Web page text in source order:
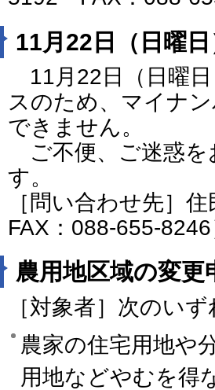
11月22日（日曜
11月22日（日曜
スのため、マイナ
できません。
ご不便、ご迷惑を
す。
［問い合わせ先］
FAX：088-655-8246
農用地区域の変
［対象者］次のい
農家の住宅用地や
用地などやむを得